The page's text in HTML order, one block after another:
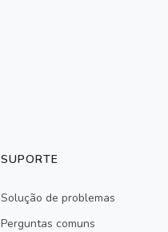
SUPORTE
Solução de problemas
Perguntas comuns